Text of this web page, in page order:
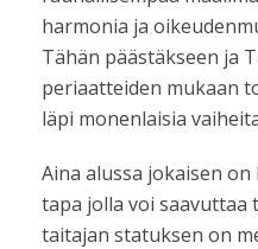
harmonia ja
Tähän päästäkseen ja
periaatteiden mukaan
läpi monenlaisia
Aina alussa jokaisen
tapa jolla voi saavuttaa
taitajan statuksen on